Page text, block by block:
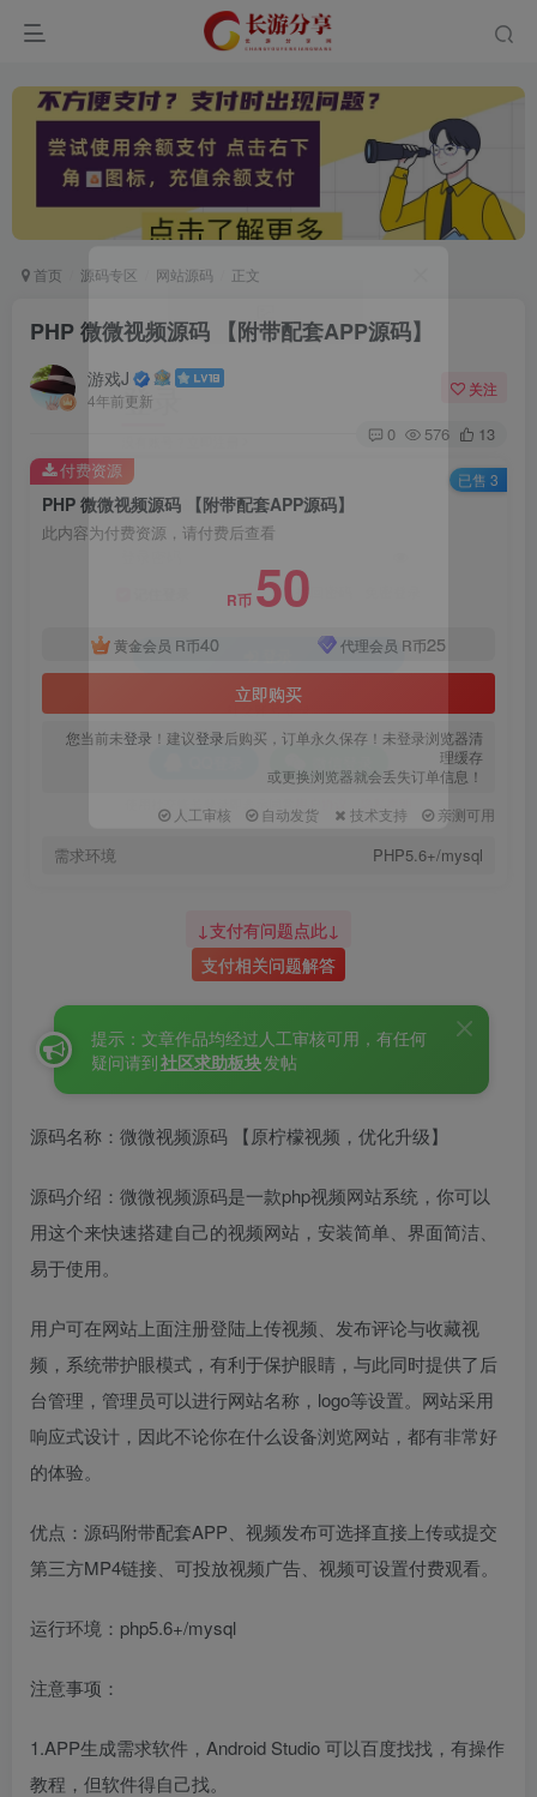
首页 源码专区 网站源码 正文
PHP 微微视频源码 【附带配套APP源码】
游戏J
4年前更新
关注
0 576 13
PHP 微微视频源码 【附带配套APP源码】
此内容为付费资源，请付费后查看
R币 50
黄金会员 R币40 代理会员 R币25
立即购买
您当前未登录 ！建议登录后购买，订单永久保存！未登录浏览器清
理缓存
或更换浏览器就会丢失订单信息！
人工审核
自动发货 技术支持 亲测可用
需求环境 PHP5.6+/mysql
付费资源 已售 3
↓支付有问题点此↓
支付相关问题解答
提示：文章作品均经过人工审核可用，有任何
疑问请到社区求助板块发帖
源码名称：微微视频源码 【原柠檬视频，优化升级】
源码介绍：微微视频源码是一款php视频网站系统，你可以
用这个来快速搭建自己的视频网站，安装简单、界面简洁、
易于使用。
用户可在网站上面注册登陆上传视频、发布评论与收藏视
频，系统带护眼模式，有利于保护眼睛，与此同时提供了后
台管理，管理员可以进行网站名称，logo等设置。网站采用
响应式设计，因此不论你在什么设备浏览网站，都有非常好
的体验。
优点：源码附带配套APP、视频发布可选择直接上传或提交
第三方MP4链接、可投放视频广告、视频可设置付费观看。
运行环境：php5.6+/mysql
注意事项：
1.APP生成需求软件，Android Studio 可以百度找找，有操作
教程，但软件得自己找。
登录
用户名或邮箱
找回密码
微信登录
使用社交账号登录即表示同意用户协议、 隐私声明